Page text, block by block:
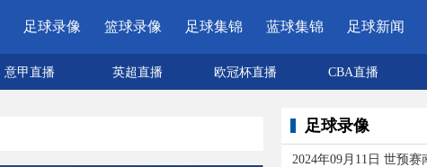
足球录像 篮球录像 足球集锦 蓝球集锦 足球新闻
意甲直播 英超直播 欧冠杯直播 CBA直播
足球录像